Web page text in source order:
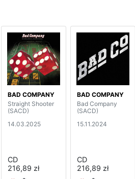
BAD COMPANY
Straight Shooter
(SACD)
14.03.2025
CD
216,89 zł
BAD COMPANY
Bad Company
(SACD)
15.11.2024
CD
216,89 zł